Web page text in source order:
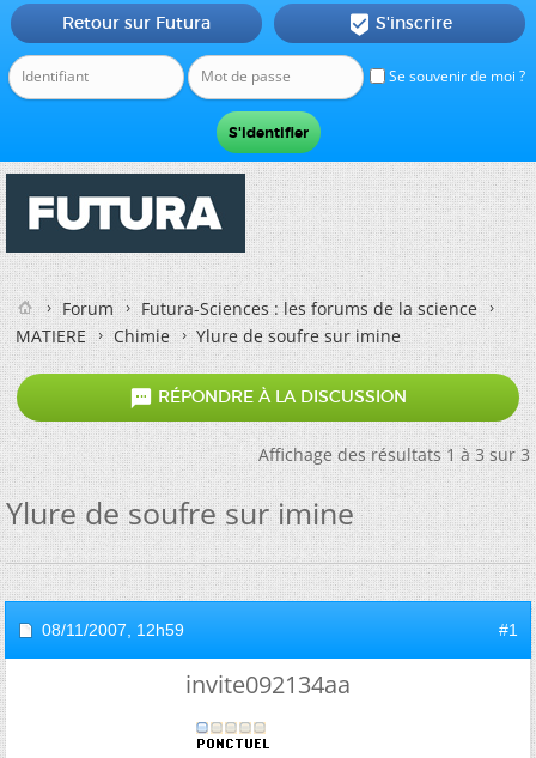
Se souvenir de moi ?
Retour sur Futura  S'inscrire
Forum
Futura-Sciences : les forums de la science
MATIERE
Chimie Ylure de soufre sur imine
 RÉPONDRE À LA DISCUSSION
Affichage des résultats 1 à 3 sur 3
Ylure de soufre sur imine
08/11/2007, 12h59 #1
invite092134aa